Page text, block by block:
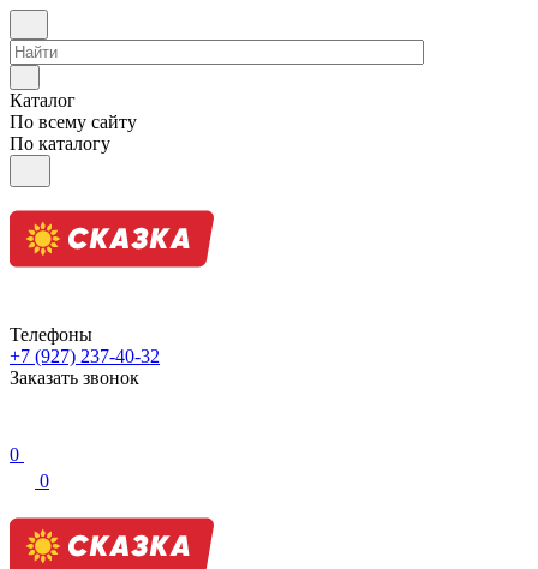
Каталог
По всему сайту
По каталогу
Телефоны
+7 (927) 237-40-32
Заказать звонок
0
0